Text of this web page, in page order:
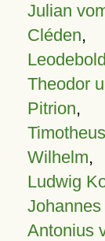
Julian
Cléden,
Theodor
Pitrion,
Wilhelm,
Ludwig
Antonius